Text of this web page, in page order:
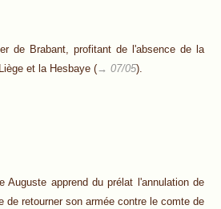
de Brabant, profitant de l'absence de la
et la Hesbaye (→ 07/05).
Auguste apprend du prélat l'annulation de
de retourner son armée contre le comte de